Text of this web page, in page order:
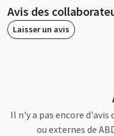
Avis des
Laisser un avis
Il n'y a pas encore
ou externes de